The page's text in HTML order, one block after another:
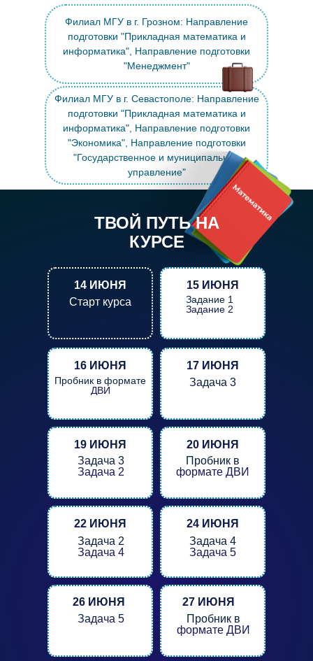
Филиал МГУ в г. Севастополе: Направление
подготовки "Прикладная математика и
информатика", Направление подготовки
"Экономика", Направление подготовки
"Государственное и муниципальное
управление"
Филиал МГУ в г. Грозном: Направление
подготовки "Прикладная математика и
информатика", Направление подготовки
"Менеджмент"
ТВОЙ ПУТЬ НА
КУРСЕ
Старт курса
14 ИЮНЯ 15 ИЮНЯ
Пробник в формате
ДВИ
Задание 1
Задание 2
16 ИЮНЯ
Задача 3
17 ИЮНЯ
Задача 3
Задача 2
19 ИЮНЯ
Задача 5
26 ИЮНЯ
Задача 4
Задача 5
24 ИЮНЯ
Задача 2
Задача 4
22 ИЮНЯ
Пробник в
формате ДВИ
20 ИЮНЯ
Пробник в
формате ДВИ
27 ИЮНЯ